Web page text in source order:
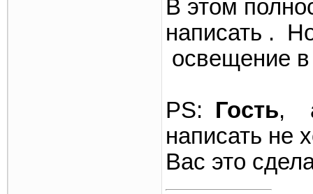
В этом
написать .
освещение в
PS: Гость, а
написать не
Вас это